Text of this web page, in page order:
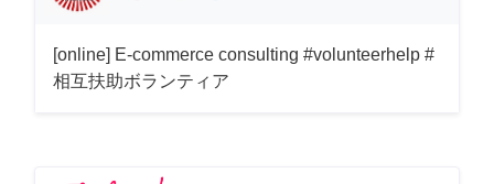
[online] E-commerce consulting #volunteerhelp #
相互扶助ボランティア